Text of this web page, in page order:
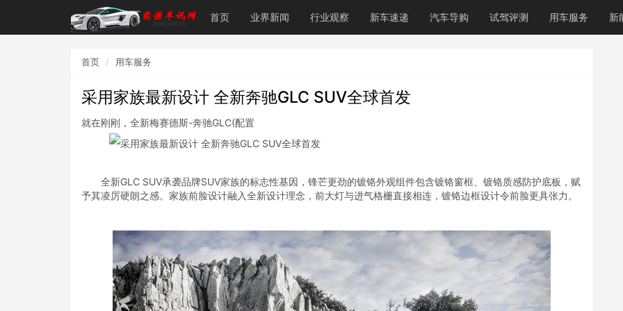
首页 业界新闻 行业观察 新车速递 汽车导购 试驾评测 用车服务 新
首页 用车服务
采用家族最新设计 全新奔驰GLC SUV全球首发
就在刚刚，全新梅赛德斯-奔驰GLC(配置
全新GLC SUV承袭品牌SUV家族的标志性基因，锋芒更劲的镀铬外观组件包含镀铬窗框、镀铬质感防护底板，赋
予其凌厉硬朗之感。家族前脸设计融入全新设计理念，前大灯与进气格栅直接相连，镀铬边框设计令前脸更具张力。